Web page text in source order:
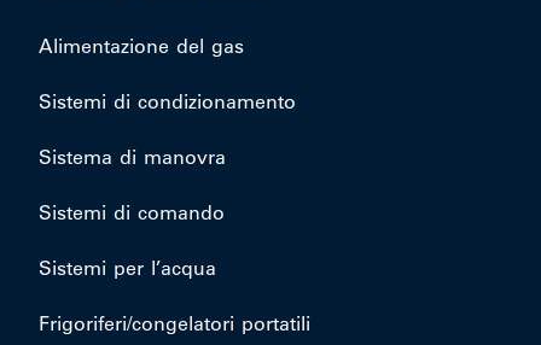
Alimentazione del gas
Sistemi di condizionamento
Sistema di manovra
Sistemi di comando
Sistemi per l’acqua
Frigoriferi/congelatori portatili